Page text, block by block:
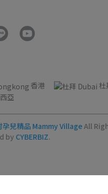
香港 杜
亞
孕兒精品 Mammy Village All
by CYBERBIZ.